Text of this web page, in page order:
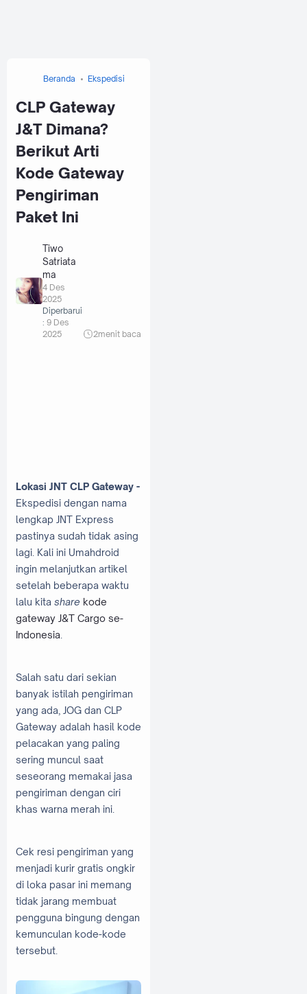
Beranda Ekspedisi
CLP Gateway
J&T Dimana?
Berikut Arti
Kode Gateway
Pengiriman
Paket Ini
Tiwo
Satriata
ma
4 Des
2025
Diperbarui
: 9 Des
2025
2menit baca
Lokasi JNT CLP Gateway -
Ekspedisi dengan nama
lengkap JNT Express
pastinya sudah tidak asing
lagi. Kali ini Umahdroid
ingin melanjutkan artikel
setelah beberapa waktu
lalu kita share kode
gateway J&T Cargo se-
Indonesia
Salah satu dari sekian
banyak istilah pengiriman
yang ada, JOG dan CLP
Gateway adalah hasil kode
pelacakan yang paling
sering muncul saat
seseorang memakai jasa
pengiriman dengan ciri
khas warna merah ini.
Cek resi pengiriman yang
menjadi kurir gratis ongkir
di loka pasar ini memang
tidak jarang membuat
pengguna bingung dengan
kemunculan kode-kode
tersebut.